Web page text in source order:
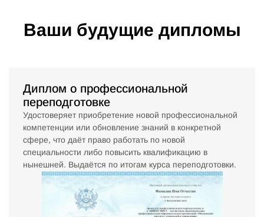
Ваши будущие дипломы
Диплом о профессиональной
переподготовке
Удостоверяет приобретение новой профессиональной
компетенции или обновление знаний в конкретной
сфере, что даёт право работать по новой
специальности либо повысить квалификацию в
нынешней. Выдаётся по итогам курса переподготовки.